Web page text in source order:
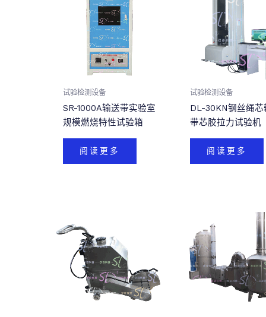
试验检测设备
SR-1000A输送带实验室
规模燃烧特性试验箱
阅读更多
试验检测设备
DL-30KN钢丝绳芯
带芯胶拉力试验机
阅读更多